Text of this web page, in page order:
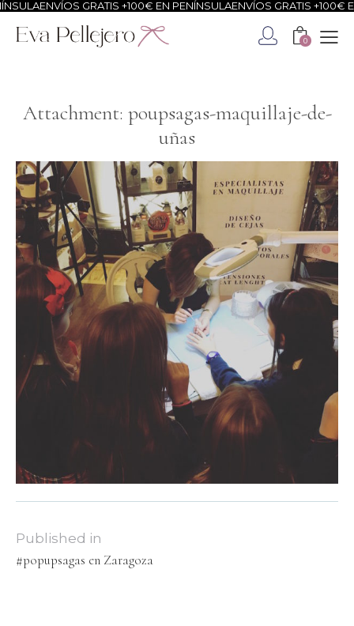
ENVÍOS GRATIS +100€ EN PENÍNSULAENVÍOS GRATIS +100€ EN
0
Attachment: poupsagas-maquillaje-de-
uñas
Published in
#popupsagas en Zaragoza